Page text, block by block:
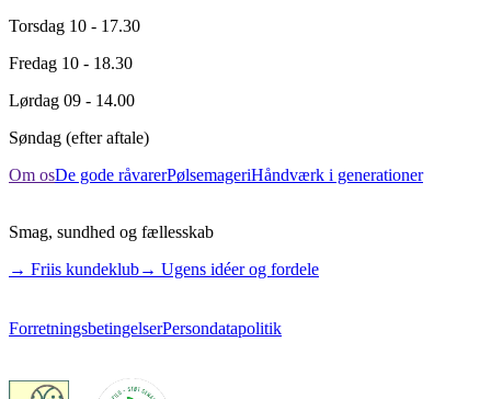
Torsdag 10 - 17.30
Fredag 10 - 18.30
Lørdag 09 - 14.00
Søndag (efter aftale)
Om osDe gode råvarerPølsemageriHåndværk i generationer
Smag, sundhed og fællesskab
→ Friis kundeklub→ Ugens idéer og fordele
ForretningsbetingelserPersondatapolitik